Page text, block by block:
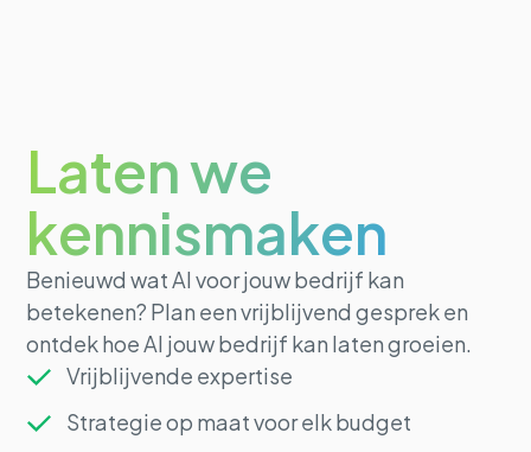
Laten we
kennismaken
Benieuwd wat AI voor jouw bedrijf kan
betekenen? Plan een vrijblijvend gesprek en
ontdek hoe AI jouw bedrijf kan laten groeien.
Vrijblijvende expertise
Strategie op maat voor elk budget